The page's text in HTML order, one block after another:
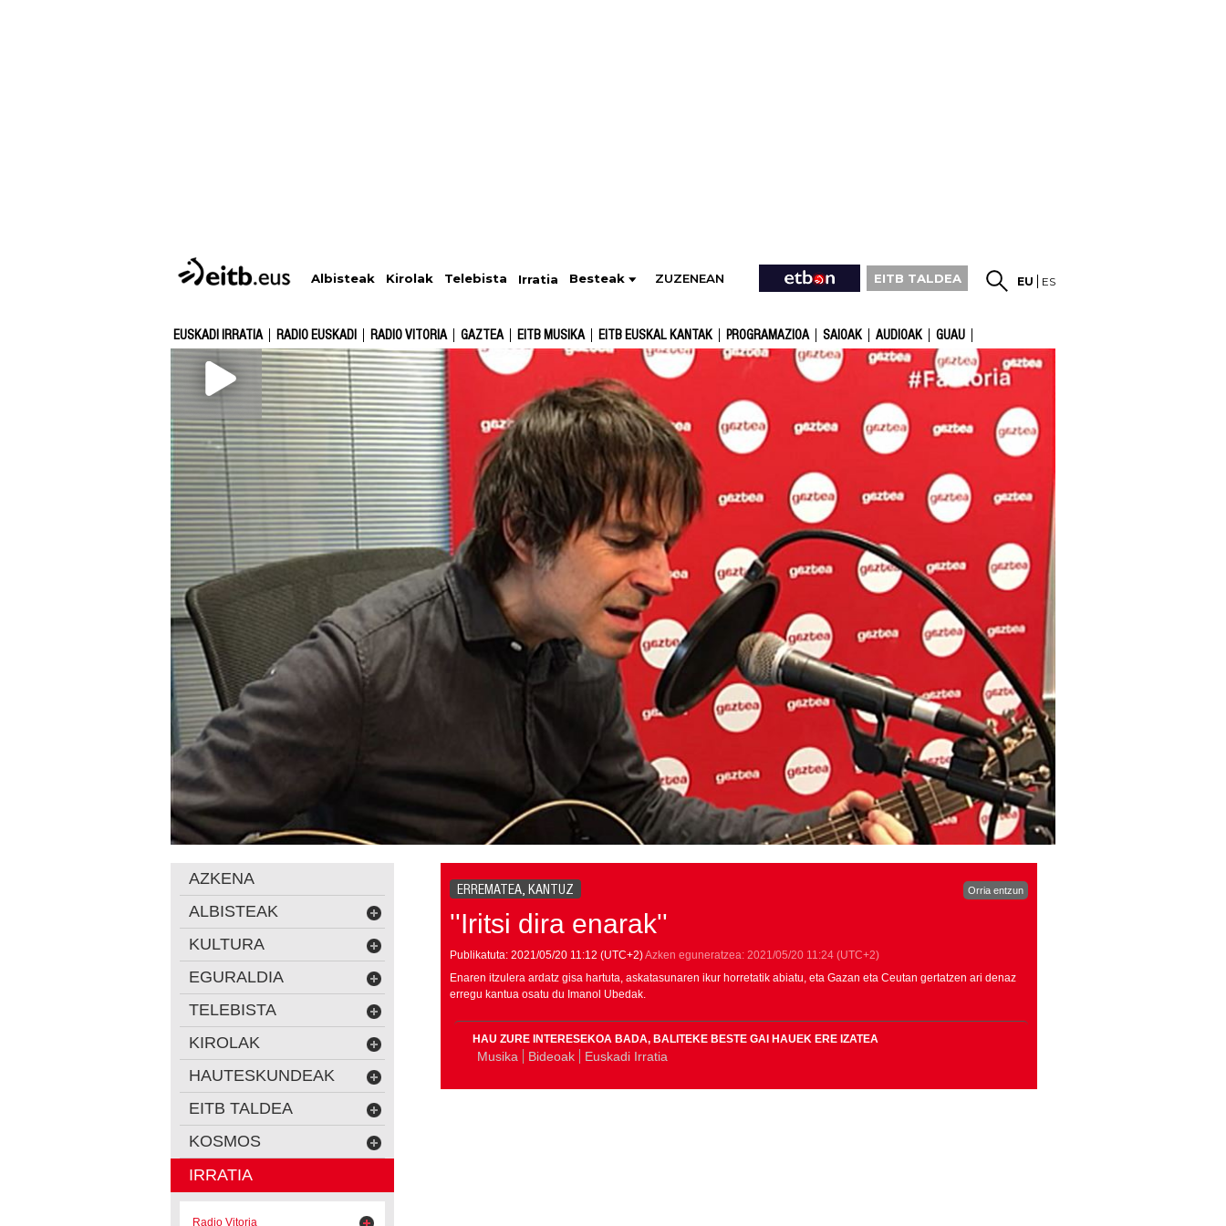
Albisteak Kirolak Telebista Irratia Besteak ZUZENEAN EITB TALDEA EU ES
EUSKADI IRRATIA RADIO EUSKADI RADIO VITORIA GAZTEA EITB MUSIKA EITB EUSKAL KANTAK PROGRAMAZIOA SAIOAK AUDIOAK GUAU
ERREMATEA, KANTUZ Orria entzun
''Iritsi dira enarak''
Publikatuta: 2021/05/20 11:12 (UTC+2)Azken eguneratzea: 2021/05/20 11:24 (UTC+2)
Enaren itzulera ardatz gisa hartuta, askatasunaren ikur horretatik abiatu, eta Gazan eta Ceutan gertatzen ari denaz
erregu kantua osatu du Imanol Ubedak.
HAU ZURE INTERESEKOA BADA, BALITEKE BESTE GAI HAUEK ERE IZATEA
Musika Bideoak Euskadi Irratia
AZKENA
ALBISTEAK
KULTURA
EGURALDIA
TELEBISTA
KIROLAK
HAUTESKUNDEAK
EITB TALDEA
KOSMOS
IRRATIA
Radio Vitoria